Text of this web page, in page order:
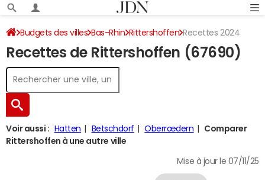
Budgets des villes Bas-Rhin Rittershoffen Recettes 2024
Recettes de Rittershoffen (67690)
Voir aussi : Hatten Betschdorf Oberrœdern
Comparer
Rittershoffen à une autre ville
Mise à jour le 07/11/25